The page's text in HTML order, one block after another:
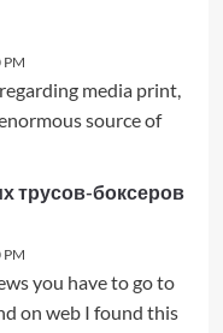
PM
media print,
source of
трусов-боксеров
PM
you have to go to
on web I found this